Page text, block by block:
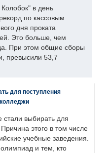
в день
по кассовым
дня проката
Это больше, чем
При этом общие сборы
превысили 53,7
для поступления
стали выбирать для
этого в том числе
учебные заведения.
и тем, кто